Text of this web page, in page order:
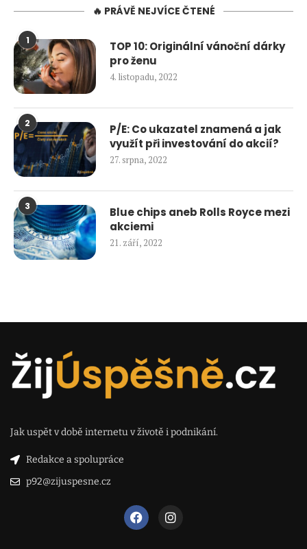
🔥 PRÁVĚ NEJVÍCE ČTENÉ
1
TOP 10: Originální vánoční dárky
pro ženu
4. listopadu, 2022
2
P/E: Co ukazatel znamená a jak
využít při investování do akcií?
27. srpna, 2022
3
Blue chips aneb Rolls Royce mezi
akciemi
21. září, 2022
Jak uspět v době internetu v životě i podnikání.
Redakce a spolupráce
p92@zijuspesne.cz